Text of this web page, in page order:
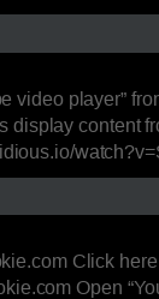
video player”
content
Click
Open